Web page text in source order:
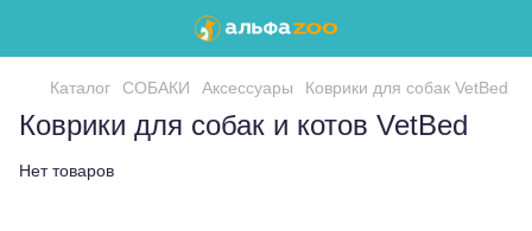
Каталог СОБАКИ Аксессуары Коврики для собак VetBed
Коврики для собак и котов VetBed
Нет товаров